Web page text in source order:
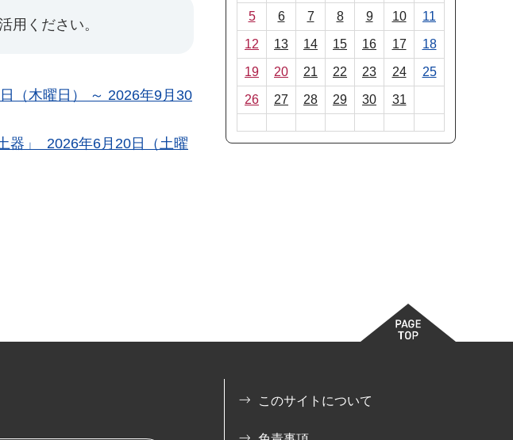
5 6 7 8 9 10 11
12 13 14 15 16 17 18
19 20 21 22 23 24 25
26 27 28 29 30 31
用ください。
（木曜日） ～ 2026年9月30
器」 2026年6月20日（土曜
このサイトについて